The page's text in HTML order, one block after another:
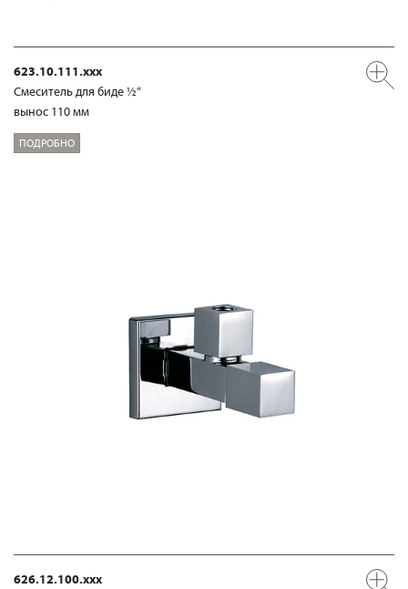
623.10.111.xxx
Смеситель для биде ½“
вынос 110 мм
ПОДРОБНО
626.12.100.xxx